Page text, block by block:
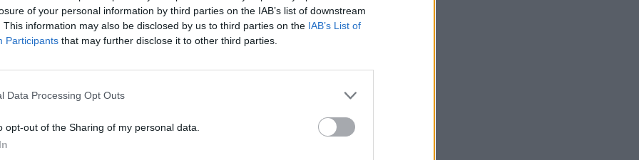
of your personal information by third parties on the IAB’s list of downstream
This information may also be disclosed by us to third parties on the IAB’s List of
Participants that may further disclose it to other third parties.
Data Processing Opt Outs
opt-out of the Sharing of my personal data.
ΛΥΤΡΑΣ#Κόρη#Συμφωνία#Ξυλοδαρμός
μας στο
facebook
Ακολουθήστε μας στο
newsletter